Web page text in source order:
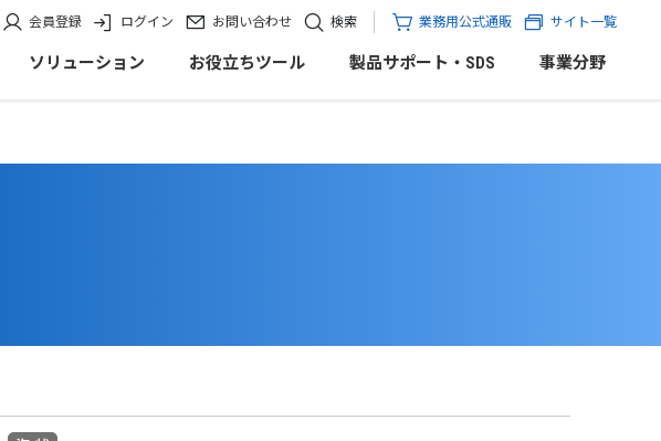
会員登録 ログイン お問い合わせ 検索 業務用公式通販 サイト一覧
ソリューション お役立ちツール 製品サポート・SDS 事業分野